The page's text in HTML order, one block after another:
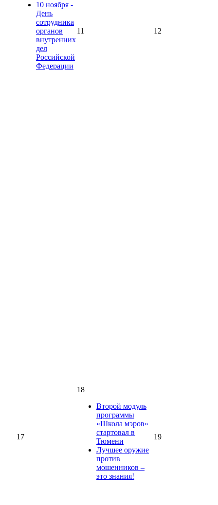
10 ноября -
День
сотрудника
органов
внутренних
дел
Российской
Федерации
11 12
17
18
Второй модуль
программы
«Школа мэров»
стартовал в
Тюмени
Лучшее оружие
против
мошенников –
это знания!
19